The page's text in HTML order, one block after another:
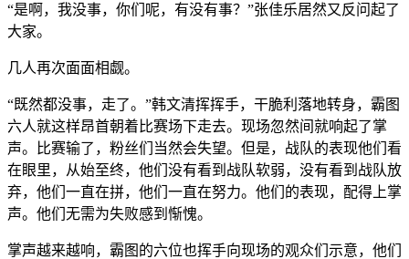
“是啊，我没事，你们呢，有没有事？”张佳乐居然又反问起了
大家。
几人再次面面相觑。
“既然都没事，走了。”韩文清挥挥手，干脆利落地转身，霸图
六人就这样昂首朝着比赛场下走去。现场忽然间就响起了掌
声。比赛输了，粉丝们当然会失望。但是，战队的表现他们看
在眼里，从始至终，他们没有看到战队软弱，没有看到战队放
弃，他们一直在拼，他们一直在努力。他们的表现，配得上掌
声。他们无需为失败感到惭愧。
掌声越来越响，霸图的六位也挥手向现场的观众们示意，他们